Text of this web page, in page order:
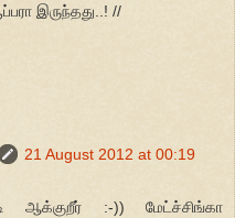
இருந்தது..! //
21 August 2012 at 00:19
ஆக்குறீர் :-)) மேட்ச்சிங்கா